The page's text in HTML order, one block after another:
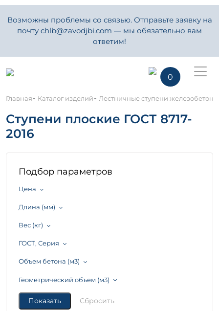
Возможны проблемы со связью. Отправьте заявку на
почту chlb@zavodjbi.com — мы обязательно вам
ответим!
0
Главная- Каталог изделий- Лестничные ступени
Ступени плоские ГОСТ 8717-
2016
Подбор параметров
Цена
Длина (мм)
Вес (кг)
ГОСТ, Серия
Объем бетона (м3)
Геометрический объем (м3)